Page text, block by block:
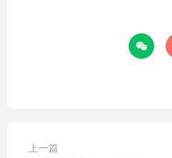

上一篇